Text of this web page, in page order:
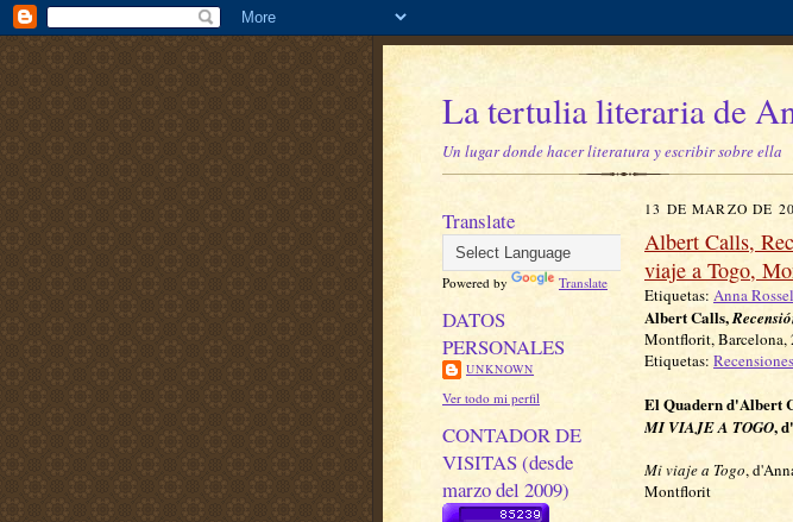
La tertulia literaria de
Un lugar donde hacer literatura y escribir sobre ella
Translate
Powered by Translate
DATOS
PERSONALES
UNKNOWN
Ver todo mi perfil
CONTADOR DE
VISITAS (desde
marzo del 2009)
13 DE MARZO DE
Albert Calls,
viaje a Togo,
Etiquetas: Anna
Albert Calls,
Montflorit, Barcelona,
Etiquetas:
El Quadern d'Albert
MI VIAJE A TOGO,
Mi viaje a Togo,
Montflorit